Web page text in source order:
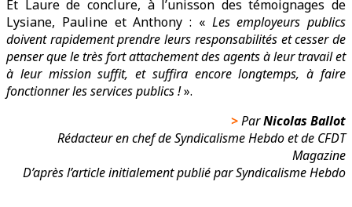
Et Laure de conclure, à l’unisson des témoignages de
Lysiane, Pauline et Anthony : « Les employeurs publics
doivent rapidement prendre leurs responsabilités et cesser de
penser que le très fort attachement des agents à leur travail et
à leur mission suffit, et suffira encore longtemps, à faire
fonctionner les services publics !».
>ParNicolas Ballot
Rédacteur en chef de Syndicalisme Hebdo et de CFDT
Magazine
D’après l’article initialement publié par Syndicalisme Hebdo